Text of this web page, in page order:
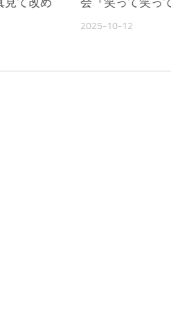
2025-10-12